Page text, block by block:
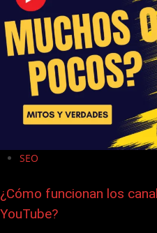
SEO
¿Cómo funcionan los
YouTube?